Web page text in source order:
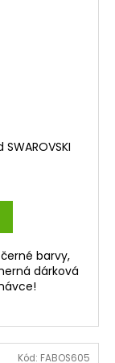
barvy,
dárková
Kód: FABOS605